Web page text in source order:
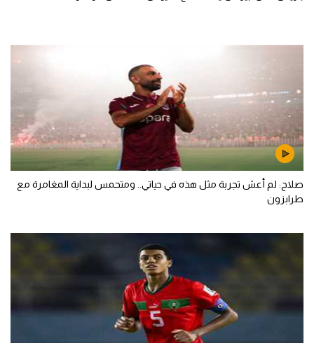
صلاح: لم أعش تجربة مثل هذه في حياتي.. ومتحمس لبداية المغامرة مع
طرابزون